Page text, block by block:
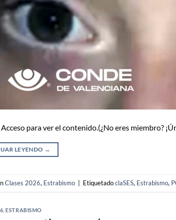
para ver el contenido.(¿No eres miembro?
LEYENDO →
Clases 2026, Estrabismo EtiquetadoclaSES, Estrabismo,
,ESTRABISMO